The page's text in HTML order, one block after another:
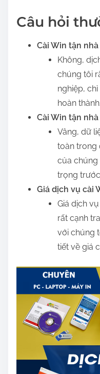
Câu hỏi
Cài Win tận
Không,
chúng tôi
nghiệp,
hoàn thành.
Cài Win tận
Vâng, dữ
toàn trong
của chúng
trọng
Giá dịch vụ cài
Giá dịch
rất cạnh
với chúng
tiết về giá